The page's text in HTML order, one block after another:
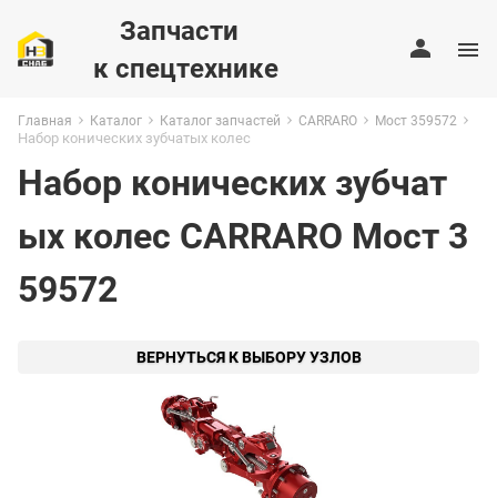
Запчасти
к спецтехнике
Главная Каталог Каталог запчастей CARRARO Мост 359572
Набор конических зубчатых колес
Набор конических зубчат
ых колес CARRARO Мост 3
59572
ВЕРНУТЬСЯ К ВЫБОРУ УЗЛОВ